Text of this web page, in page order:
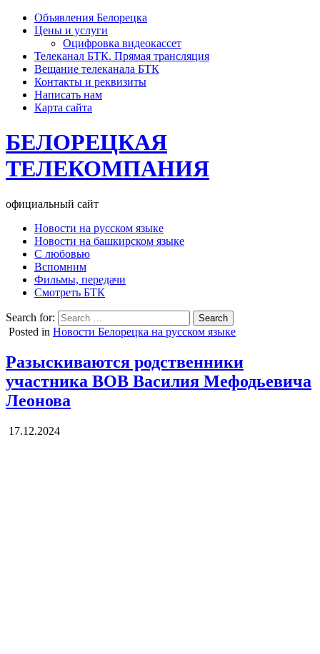
Объявления Белорецка
Цены и услуги
Оцифровка видеокассет
Телеканал БТК. Прямая трансляция
Вещание телеканала БТК
Контакты и реквизиты
Написать нам
Карта сайта
БЕЛОРЕЦКАЯ
ТЕЛЕКОМПАНИЯ
официальный сайт
Новости на русском языке
Новости на башкирском языке
С любовью
Вспомним
Фильмы, передачи
Смотреть БТК
Search for:
Posted in Новости Белорецка на русском языке
Разыскиваются родственники
участника ВОВ Василия Мефодьевича
Леонова
17.12.2024